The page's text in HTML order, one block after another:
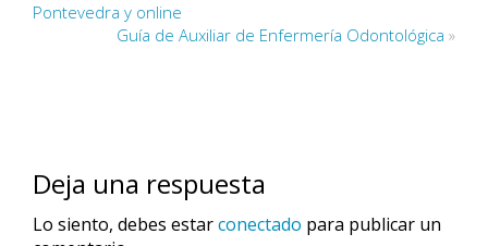
Pontevedra y online
Guía de Auxiliar de Enfermería Odontológica »
Deja una respuesta
Lo siento, debes estarconectado para publicar un